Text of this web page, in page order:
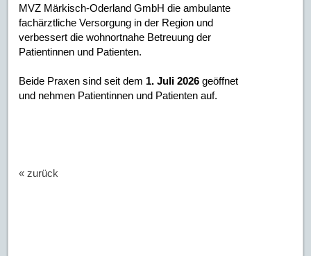
MVZ Märkisch-Oderland GmbH die ambulante
fachärztliche Versorgung in der Region und
verbessert die wohnortnahe Betreuung der
Patientinnen und Patienten.
Beide Praxen sind seit dem 1. Juli 2026 geöffnet
und nehmen Patientinnen und Patienten auf.
« zurück